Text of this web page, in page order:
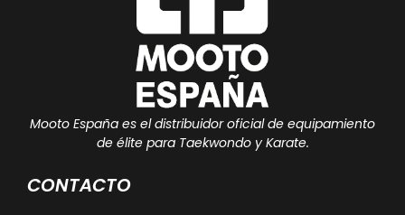
Mooto España es el distribuidor oficial de equipamiento
de élite para Taekwondo y Karate.
CONTACTO